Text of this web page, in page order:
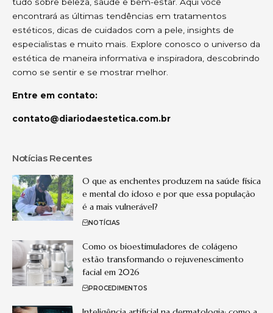
encontrará as últimas tendências em tratamentos
estéticos, dicas de cuidados com a pele, insights de
especialistas e muito mais. Explore conosco o universo da
estética de maneira informativa e inspiradora, descobrindo
como se sentir e se mostrar melhor.
Entre em contato:
contato@diariodaestetica.com.br
Notícias Recentes
O que as enchentes produzem na saúde física
e mental do idoso e por que essa população
é a mais vulnerável?
NOTÍCIAS
Como os bioestimuladores de colágeno
estão transformando o rejuvenescimento
facial em 2026
PROCEDIMENTOS